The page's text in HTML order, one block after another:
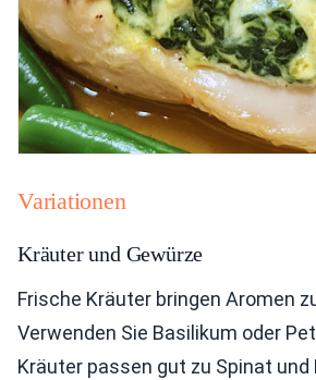
Variationen
Kräuter und Gewürze
Frische Kräuter bringen Aromen
Verwenden Sie Basilikum oder
Kräuter passen gut zu Spinat und